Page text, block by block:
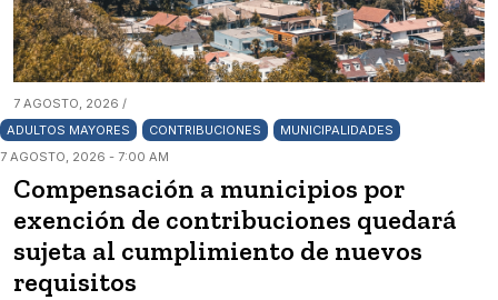
7 AGOSTO, 2026 /
ADULTOS MAYORES
CONTRIBUCIONES
MUNICIPALIDADES
7 AGOSTO, 2026 - 7:00 AM
Compensación a municipios por
exención de contribuciones quedará
sujeta al cumplimiento de nuevos
requisitos